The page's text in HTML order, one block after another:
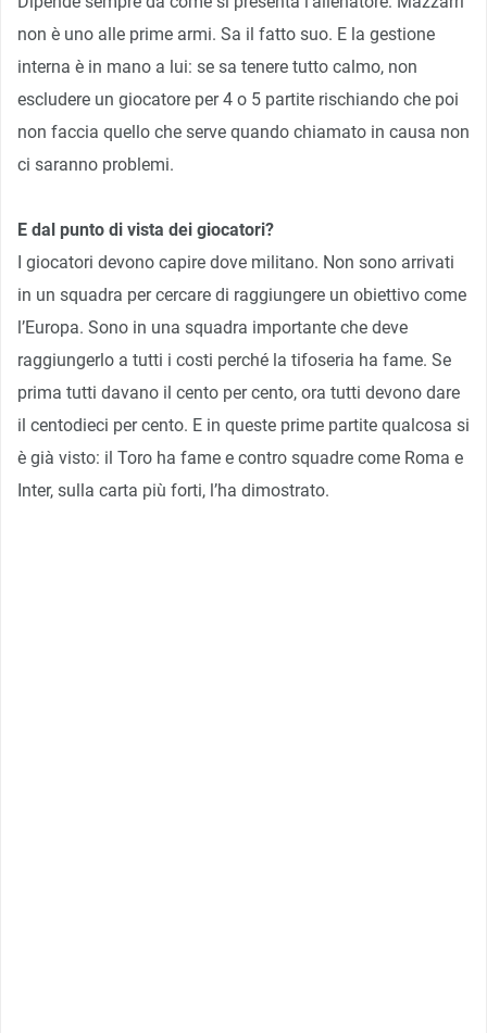
non è uno alle prime armi. Sa il fatto suo. E la gestione
interna è in mano a lui: se sa tenere tutto calmo, non
escludere un giocatore per 4 o 5 partite rischiando che poi
non faccia quello che serve quando chiamato in causa non
ci saranno problemi.
E dal punto di vista dei giocatori?
I giocatori devono capire dove militano. Non sono arrivati
in un squadra per cercare di raggiungere un obiettivo come
l’Europa. Sono in una squadra importante che deve
raggiungerlo a tutti i costi perché la tifoseria ha fame. Se
prima tutti davano il cento per cento, ora tutti devono dare
il centodieci per cento. E in queste prime partite qualcosa si
è già visto: il Toro ha fame e contro squadre come Roma e
Inter, sulla carta più forti, l’ha dimostrato.